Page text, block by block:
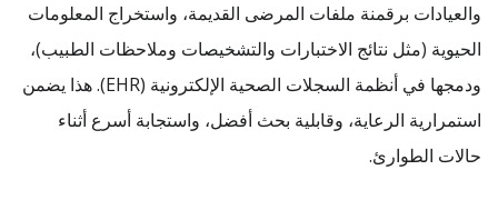
والعيادات برقمنة ملفات المرضى القديمة، واستخراج المعلومات
الحيوية (مثل نتائج الاختبارات والتشخيصات وملاحظات الطبيب)،
ودمجها في أنظمة السجلات الصحية الإلكترونية (EHR). هذا يضمن
استمرارية الرعاية، وقابلية بحث أفضل، واستجابة أسرع أثناء
حالات الطوارئ.